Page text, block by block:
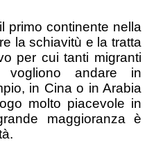
primo continente nella
la schiavitù e la tratta
per cui tanti migranti
vogliono andare in
in Cina o in Arabia
molto piacevole in
maggioranza è